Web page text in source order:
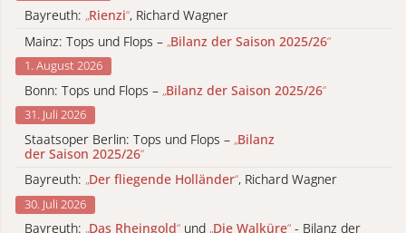
Bayreuth: „Rienzi“, Richard Wagner
Mainz: Tops und Flops – „Bilanz der Saison 2025/26“
1. August 2026
Bonn: Tops und Flops – „Bilanz der Saison 2025/26“
31. Juli 2026
Staatsoper Berlin: Tops und Flops – „Bilanz
der Saison 2025/26“
Bayreuth: „Der fliegende Holländer“, Richard Wagner
30. Juli 2026
Bayreuth: „Das Rheingold“ und „Die Walküre“ - Bilanz der